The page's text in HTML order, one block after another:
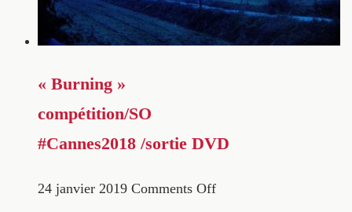
« Burning »
compétition/SO
#Cannes2018 /sortie DVD
24 janvier 2019 Comments Off